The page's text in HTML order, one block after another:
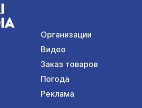
Организации
Видео
Заказ товаров
Погода
Реклама